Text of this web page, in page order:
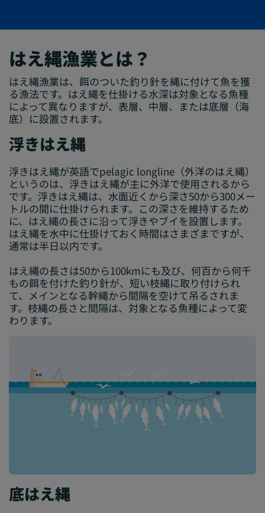
はえ縄漁業とは？
はえ縄漁業は、餌のついた釣り針を縄に付けて魚を獲
る漁法です。はえ縄を仕掛ける水深は対象となる魚種
によって異なりますが、表層、中層、または底層（海
底）に設置されます。
浮きはえ縄
浮きはえ縄が英語でpelagic longline（外洋のはえ縄）
というのは、浮きはえ縄が主に外洋で使用されるから
です。浮きはえ縄は、水面近くから深さ50から300メー
トルの間に仕掛けられます。この深さを維持するため
に、はえ縄の長さに沿って浮きやブイを設置します。
はえ縄を水中に仕掛けておく時間はさまざまですが、
通常は半日以内です。
はえ縄の長さは50から100kmにも及び、何百から何千
もの餌を付けた釣り針が、短い枝縄に取り付けられ
て、メインとなる幹縄から間隔を空けて吊るされま
す。枝縄の長さと間隔は、対象となる魚種によって変
わります。
底はえ縄